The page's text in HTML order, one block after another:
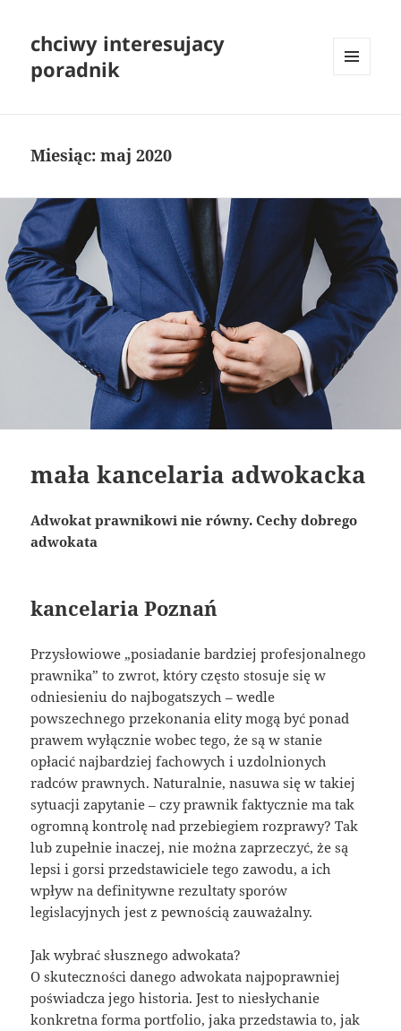
chciwy interesujacy
poradnik
Miesiąc:maj 2020
mała kancelaria adwokacka
Adwokat prawnikowi nie równy. Cechy dobrego
adwokata
kancelaria Poznań
Przysłowiowe „posiadanie bardziej profesjonalnego
prawnika” to zwrot, który często stosuje się w
odniesieniu do najbogatszych – wedle
powszechnego przekonania elity mogą być ponad
prawem wyłącznie wobec tego, że są w stanie
opłacić najbardziej fachowych i uzdolnionych
radców prawnych. Naturalnie, nasuwa się w takiej
sytuacji zapytanie – czy prawnik faktycznie ma tak
ogromną kontrolę nad przebiegiem rozprawy? Tak
lub zupełnie inaczej, nie można zaprzeczyć, że są
lepsi i gorsi przedstawiciele tego zawodu, a ich
wpływ na definitywne rezultaty sporów
legislacyjnych jest z pewnością zauważalny.
Jak wybrać słusznego adwokata?
O skuteczności danego adwokata najpoprawniej
poświadcza jego historia. Jest to niesłychanie
konkretna forma portfolio, jaka przedstawia to, jak